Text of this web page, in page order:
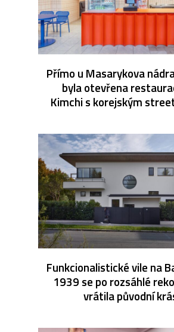
Přímo u Masarykova
byla otevřena
Kimchi s korejským
Funkcionalistické vile na
1939 se po rozsáhlé
vrátila původní